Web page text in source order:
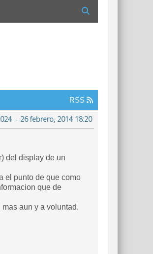
RSS
- 26 febrero, 2014 18:20
del display de un
el punto de que como
que de
aun y a voluntad.